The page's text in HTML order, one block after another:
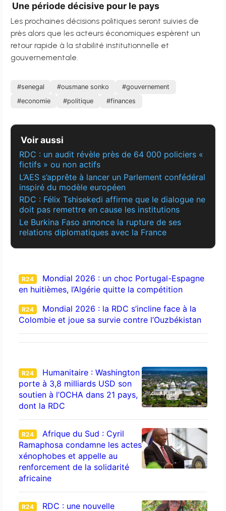
Une période décisive pour le pays
Les prochaines décisions politiques seront suivies de
près alors que les acteurs économiques espèrent un
retour rapide à la stabilité institutionnelle et
gouvernementale.
#senegal #ousmane sonko
#gouvernement
#economie
#politique #finances
Voir aussi
RDC : un audit révèle près de 64 000 policiers «
fictifs » ou non actifs
L’AES s’apprête à lancer un Parlement confédéral
inspiré du modèle européen
RDC : Félix Tshisekedi affirme que le dialogue ne
doit pas remettre en cause les institutions
Le Burkina Faso annonce la rupture de ses
relations diplomatiques avec la France
R24
Mondial 2026 : un choc Portugal-Espagne
en huitièmes, l’Algérie quitte la compétition
R24
Mondial 2026 : la RDC s’incline face à la
Colombie et joue sa survie contre l’Ouzbékistan
R24
Humanitaire : Washington
porte à 3,8 milliards USD son
soutien à l’OCHA dans 21 pays,
dont la RDC
R24
Afrique du Sud : Cyril
Ramaphosa condamne les actes
xénophobes et appelle au
renforcement de la solidarité
africaine
R24 RDC : une nouvelle